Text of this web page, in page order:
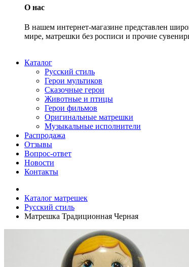
О нас
В нашем интернет-магазине представлен
мире, матрешки без росписи и прочие
Каталог
Русский стиль
Герои мультиков
Сказочные герои
Животные и птицы
Герои фильмов
Оригинальные матрешки
Музыкальные исполнители
Распродажа
Отзывы
Вопрос-ответ
Новости
Контакты
Каталог матрешек
Русский стиль
Матрешка Традиционная Черная